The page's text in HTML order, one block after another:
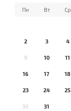
Пн Вт Ср
2 3 4
9 10 11
16 17 18
23 24 25
30 31